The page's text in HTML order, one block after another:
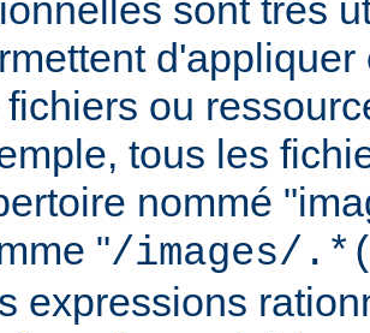
sont très
fichiers ou
tous les
nommé
"/images/
expressions